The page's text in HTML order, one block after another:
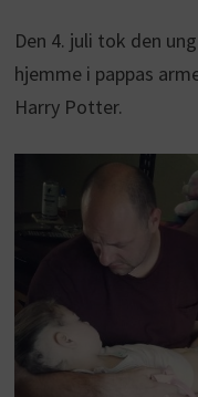
Den 4. juli tok den
hjemme i pappas
Harry Potter.